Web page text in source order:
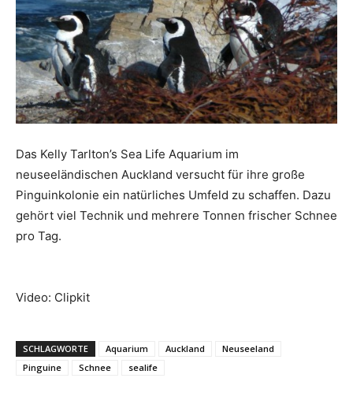
Reiseempfehlungen.
Das Kelly Tarlton’s Sea Life Aquarium im
neuseeländischen Auckland versucht für ihre große
Pinguinkolonie ein natürliches Umfeld zu schaffen. Dazu
gehört viel Technik und mehrere Tonnen frischer Schnee
pro Tag.
Video: Clipkit
SCHLAGWORTE Aquarium Auckland
Neuseeland
Pinguine
Schnee sealife